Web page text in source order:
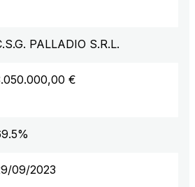
PALLADIO S.R.L.
€
09/2023